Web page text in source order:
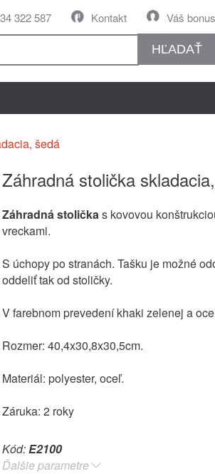
Váš bonus
Kontakt
322 587
HĽADAŤ
šedá
Záhradná stolička
Záhradná stoličkas kovovou
vreckami.
S úchopy po stranách. Tašku je možné
oddeliť tak od stoličky.
V farebnom prevedení khaki zelenej a
Rozmer: 40,4x30,8x30,5cm.
Materiál: polyester, oceľ.
Záruka: 2 roky
Kód:E2100
Ďalšie parametre